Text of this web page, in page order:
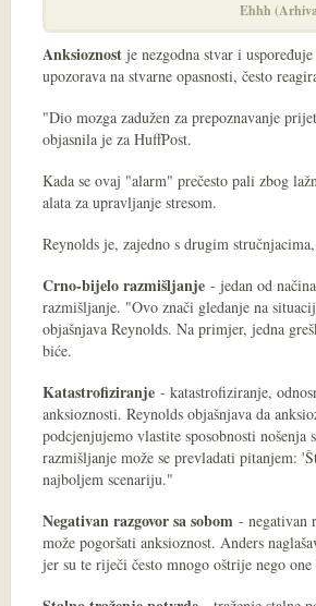
Ehhh
Anksioznost je nezgodna stvar i
upozorava na stvarne opasnosti, često
"Dio mozga zadužen za prepoznavanje
objasnila je za HuffPost.
Kada se ovaj "alarm" prečesto pali zbog
alata za upravljanje stresom.
Reynolds je, zajedno s drugim
Crno-bijelo razmišljanje - jedan od
razmišljanje. "Ovo znači gledanje na
objašnjava Reynolds. Na primjer, jedna
biće.
Katastrofiziranje - katastrofiziranje,
anksioznosti. Reynolds objašnjava da
podcjenjujemo vlastite sposobnosti
razmišljanje može se prevladati pitanjem:
najboljem scenariju."
Negativan razgovor sa sobom - negativan
može pogoršati anksioznost. Anders
jer su te riječi često mnogo oštrije nego